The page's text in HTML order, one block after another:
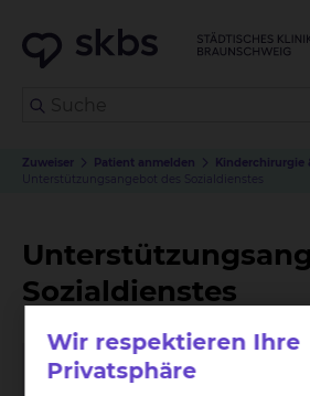
Zuweiser Patient anmelden
Kinderchirurgie
Unterstützungsangebot des Sozialdienstes
Sozialdienstes
Wir respektieren Ihre
Privatsphäre